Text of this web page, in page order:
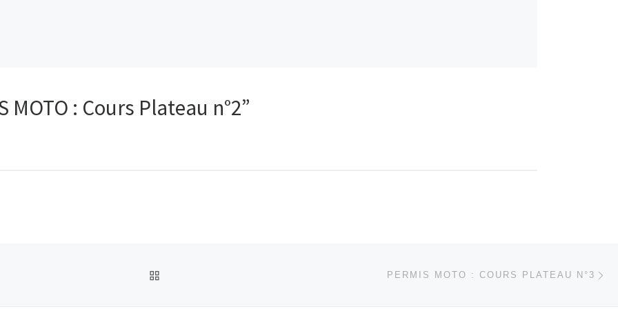
: Cours Plateau n°2”
PERMIS MOTO : COURS PLATEAU N°3